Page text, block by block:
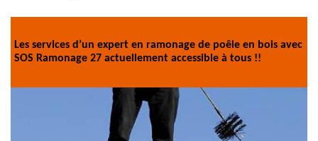
Les services d’un expert en ramonage de poêle en bois avec
SOS Ramonage 27 actuellement accessible à tous !!